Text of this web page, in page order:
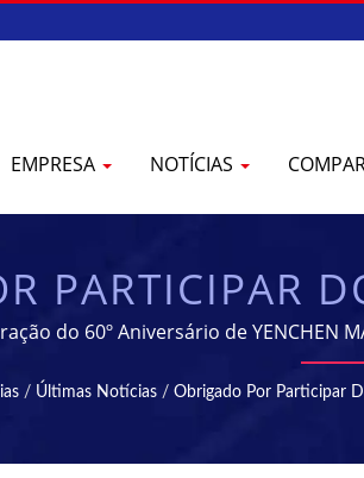
EMPRESA NOTÍCIAS
PARTICIPAR
TÉCNICO
&
do 60º Aniversário de YENCHEN
fabricação de Máquinas
/ Últimas Notícias / Obrigado Por Participar